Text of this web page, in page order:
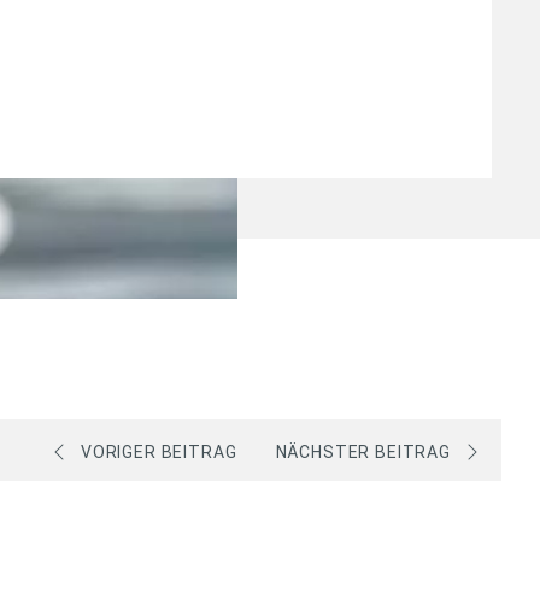
VORIGER BEITRAG NÄCHSTER BEITRAG